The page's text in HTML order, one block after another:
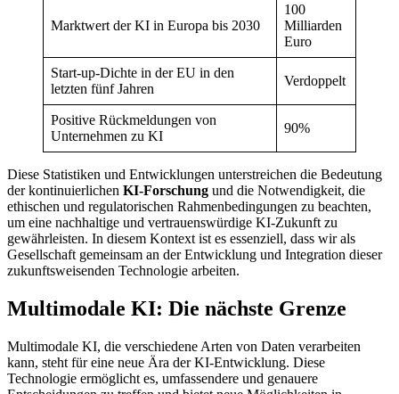
Marktwert der KI in Europa bis 2030
100
Milliarden
Euro
Start-up-Dichte in der EU in den
letzten fünf Jahren
Verdoppelt
Positive Rückmeldungen von
Unternehmen zu KI
90%
Diese Statistiken und Entwicklungen unterstreichen die Bedeutung
der kontinuierlichen KI-Forschung und die Notwendigkeit, die
ethischen und regulatorischen Rahmenbedingungen zu beachten,
um eine nachhaltige und vertrauenswürdige KI-Zukunft zu
gewährleisten. In diesem Kontext ist es essenziell, dass wir als
Gesellschaft gemeinsam an der Entwicklung und Integration dieser
zukunftsweisenden Technologie arbeiten.
Multimodale KI: Die nächste Grenze
Multimodale KI, die verschiedene Arten von Daten verarbeiten
kann, steht für eine neue Ära der KI-Entwicklung. Diese
Technologie ermöglicht es, umfassendere und genauere